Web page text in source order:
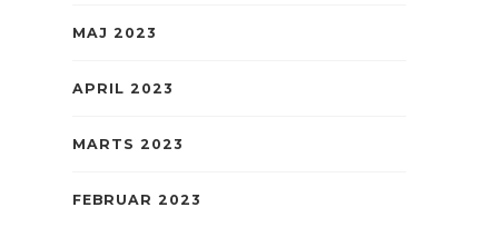
MAJ 2023
APRIL 2023
MARTS 2023
FEBRUAR 2023